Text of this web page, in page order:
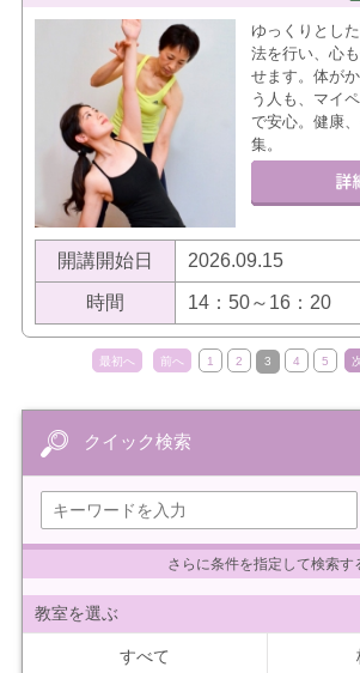
ゆっくりとし
法を行い、心
せます。体が
う人も、マイ
で安心。健康
集。
開講開始日 2026.09.15
時間 14：50～16：20
最初へ 前へ 1 2 3 4 5
クイック検索
さらに条件を指定して検索す
教室を選ぶ
すべて